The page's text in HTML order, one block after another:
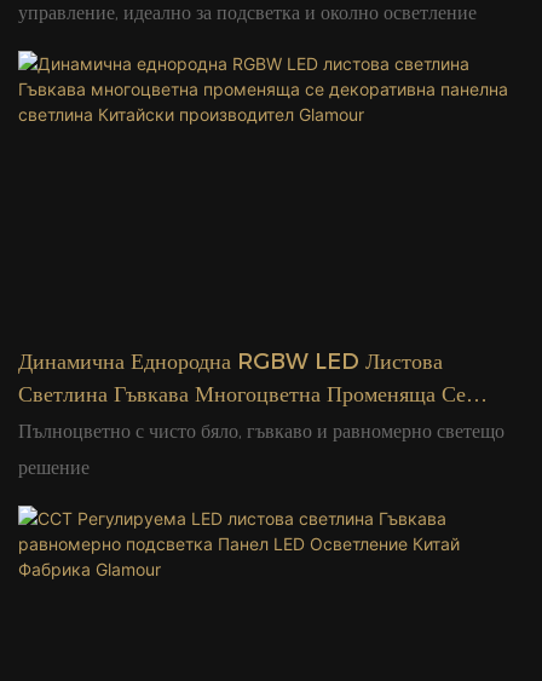
управление, идеално за подсветка и околно осветление
Динамична Еднородна RGBW LED Листова
Светлина Гъвкава Многоцветна Променяща Се
Декоративна Панелна Светлина Китайски
Производител Glamour
Пълноцветно с чисто бяло, гъвкаво и равномерно светещо
решение